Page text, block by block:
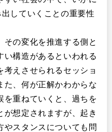
していくことの重要性
その変化を推進する側と
い構造があるといわれる
考えさせられるセッショ
た、何が正解かわからな
を重ねていくと、過ちを
が想定されますが、起き
やスタンスについても問